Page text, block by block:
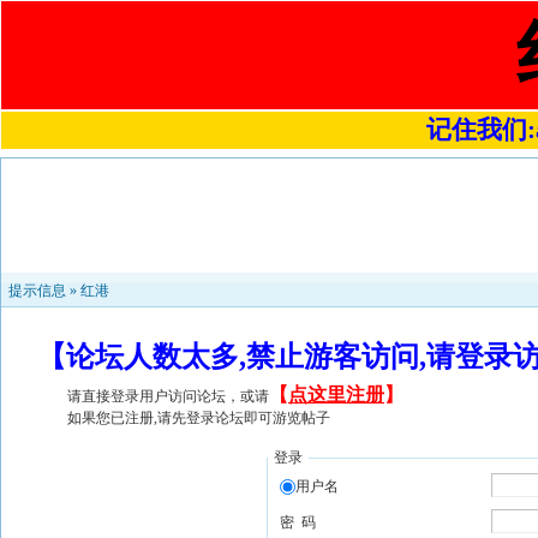
记住我们
提示信息 » 红港
【论坛人数太多,禁止游客访问,请登
请直接登录用户访问论坛，或请 【 点这里注册】
如果您已注册,请先登录论坛即可游览帖子
登录
用户名
密 码